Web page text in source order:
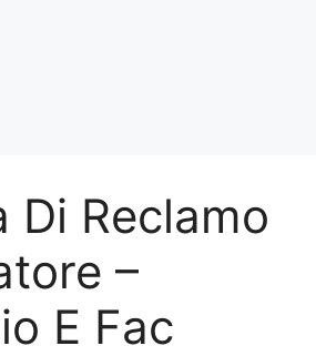
Di Reclamo
–
E Fac